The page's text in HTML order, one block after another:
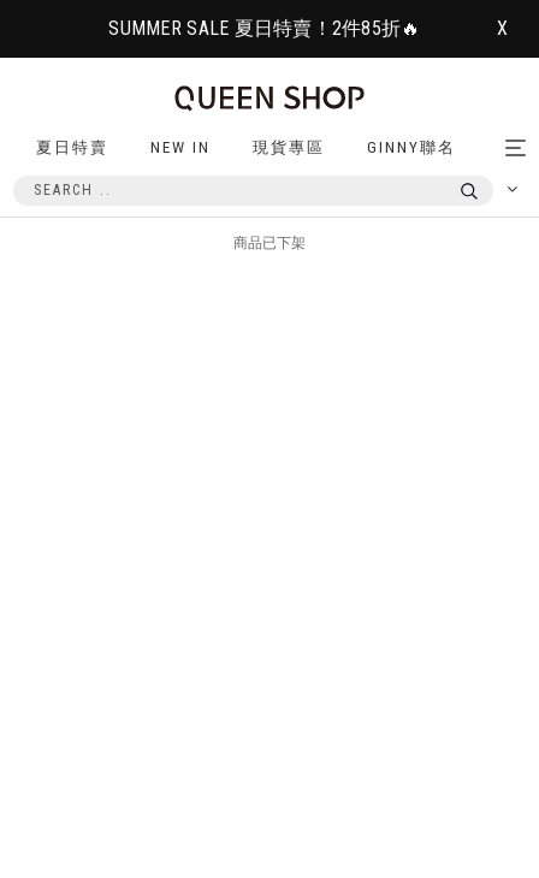
SUMMER SALE 夏日特賣！2件85折🔥 X
夏日特賣 NEW IN 現貨專區 GINNY聯名
商品已下架